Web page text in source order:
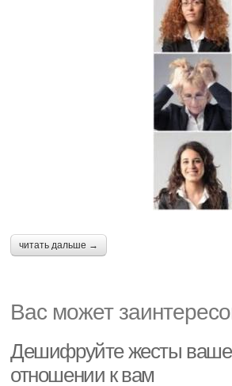
читать дальше →
Вас может
Дешифруйте жесты
отношении к вам